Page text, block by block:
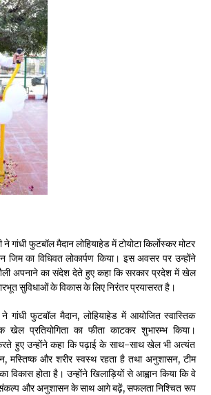
May 16, 2022
Of The Day 14 May
May 14, 2022
Thought Of The Day 13 May
May 13, 2022
Of The Day 12 May
May 12, 2022
Of The Day 11 May
May 11, 2022
May 10, 2022
Thought Of The Day 9 May
May 9, 2022
गांधी फुटबॉल मैदान लोहियाहेड में टोयोटा किर्लोस्कर मोटर
जिम का विधिवत लोकार्पण किया। इस अवसर पर उन्होंने
अपनाने का संदेश देते हुए कहा कि सरकार प्रदेश में खेल
सुविधाओं के विकास के लिए निरंतर प्रयासरत है।
गांधी फुटबॉल मैदान, लोहियाहेड में आयोजित स्वास्तिक
खेल प्रतियोगिता का फीता काटकर शुभारम्भ किया।
हुए उन्होंने कहा कि पढ़ाई के साथ-साथ खेल भी अत्यंत
और शरीर स्वस्थ रहता है तथा अनुशासन, टीम
विकास होता है। उन्होंने खिलाड़ियों से आह्वान किया कि वे
संकल्प और अनुशासन के साथ आगे बढ़ें, सफलता निश्चित रूप